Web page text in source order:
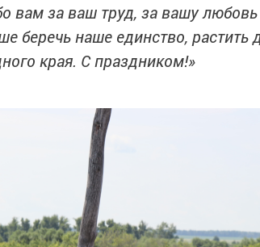
вам за ваш труд, за вашу
беречь наше единство, растить
края. С праздником!»